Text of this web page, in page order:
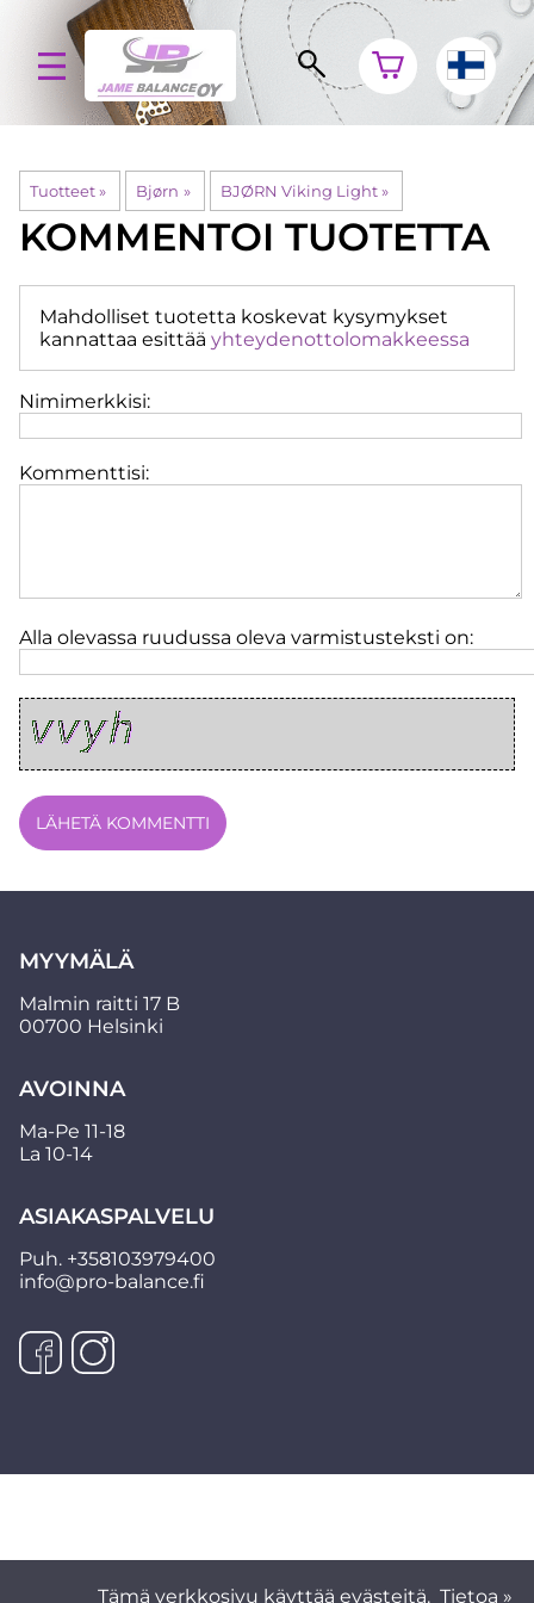
Tuotteet‪» Bjørn ‪» BJØRN Viking Light ‪»
KOMMENTOI TUOTETTA
Mahdolliset tuotetta koskevat kysymykset
kannattaa esittää yhteydenottolomakkeessa
Nimimerkkisi:
Kommenttisi:
Alla olevassa ruudussa oleva varmistusteksti on:
MYYMÄLÄ
Malmin raitti 17 B
00700 Helsinki
AVOINNA
Ma-Pe 11-18
La 10-14
ASIAKASPALVELU
Puh. +358103979400
info@pro-balance.fi
Tämä verkkosivu käyttää evästeitä. Tietoa »